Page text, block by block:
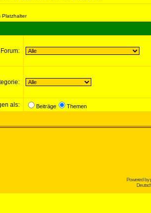
Platzhalter
Forum:
als: Beiträge Themen
Powered by